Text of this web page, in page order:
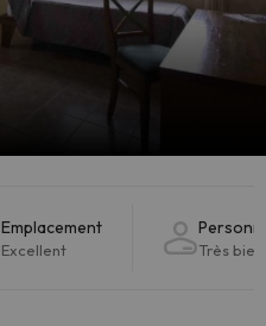
Emplacement
Excellent Très bien